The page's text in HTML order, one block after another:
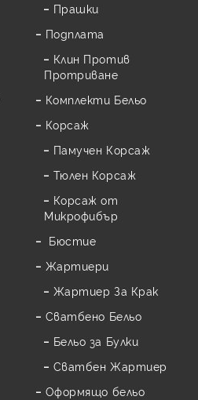
Прашки
Подплата
Клин Против
Протриване
Комплекти Бельо
Корсаж
Памучен Корсаж
Тюлен Корсаж
Корсаж от
Микрофибър
Бюстие
Жартиери
Жартиер За Крак
Сватбено Бельо
Бельо за Булки
Сватбен Жартиер
Оформящо бельо